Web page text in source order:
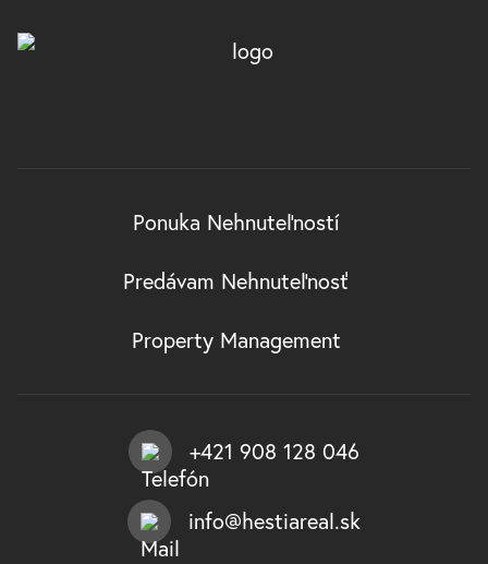
Ponuka Nehnuteľností
Predávam Nehnuteľnosť
Property Management
+421 908 128 046
info@hestiareal.sk